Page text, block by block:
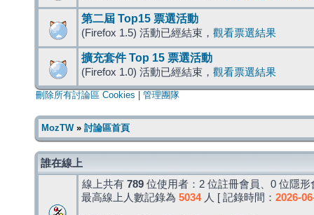
第二屆 Top15 票選活動
(Firefox 1.5) 活動已經結束， 觀看票選結果
擴充套件 Top 15 票選活動
(Firefox 1.0) 活動已經結束， 觀看票選結果
刪除所有討論區 Cookies 管理團隊
MozTW» 討論區首頁
誰在線上
線上共有 789 位使用者：2 位註冊會員、0 位隱
最高線上人數記錄為 5034人 [ 記錄時間： 2026-